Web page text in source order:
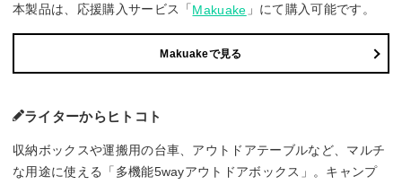
本製品は、応援購入サービス「Makuake 」にて購入可能です。
Makuakeで見る
ライターからヒトコト
収納ボックスや運搬用の台車、アウトドアテーブルなど、マルチ
な用途に使える「多機能5wayアウトドアボックス」。キャンプ